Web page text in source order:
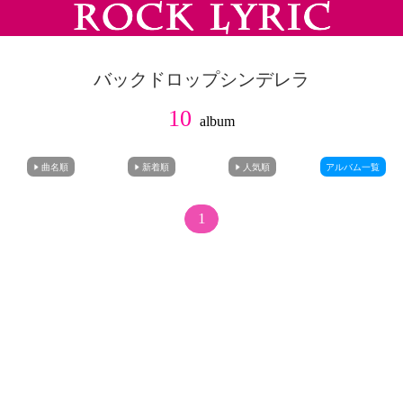
バックドロップシンデレラ
10 album
曲名順 新着順 人気順 アルバム一覧
1